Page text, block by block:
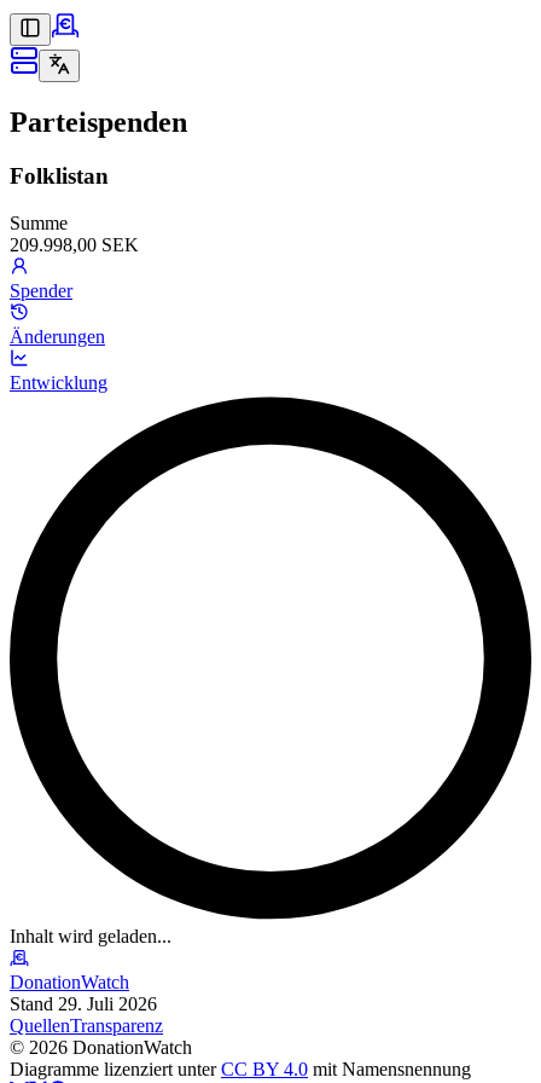
Parteispenden
Folklistan
Summe
209.998,00 SEK
Spender
Änderungen
Entwicklung
Inhalt wird geladen...
DonationWatch
Stand 29. Juli 2026
QuellenTransparenz
© 2026 DonationWatch
Diagramme lizenziert unterCC BY 4.0 mit Namensnennung